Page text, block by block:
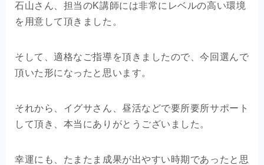
石山さん、担当のK講師には非常にレベルの高い環境
を用意して頂きました。
そして、適格なご指導を頂きましたので、今回選んで
頂いた形になったと思います。
それから、イグサさん、昼活などで要所要所サポート
して頂き、本当にありがとうございました。
幸運にも、たまたま成果が出やすい時期であったと思